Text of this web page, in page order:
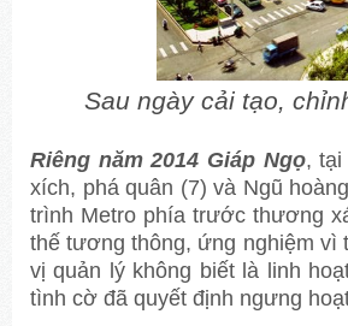
Sau ngày cải tạo,
Riêng năm 2014 Giáp Ngọ, tại
xích, phá quân (7) và Ngũ
trình Metro phía trước thương
thế tương thông, ứng nghiệm vì
vị quản lý không biết là linh
tình cờ đã quyết định ngưng